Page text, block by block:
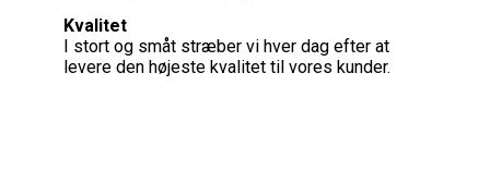
Kvalitet
I stort og småt stræber vi hver dag efter at
levere den højeste kvalitet til vores kunder.